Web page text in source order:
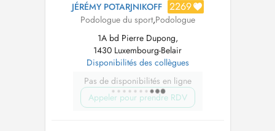
JÉRÉMY POTARJNIKOFF 2269
Podologue du sport,Podologue
1A bd Pierre Dupong,
1430 Luxembourg-Belair
Disponibilités des collègues
Pas de disponibilités en ligne
Appeler pour prendre RDV